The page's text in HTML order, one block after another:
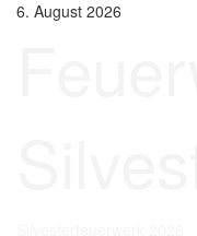
Zum6. August 2026